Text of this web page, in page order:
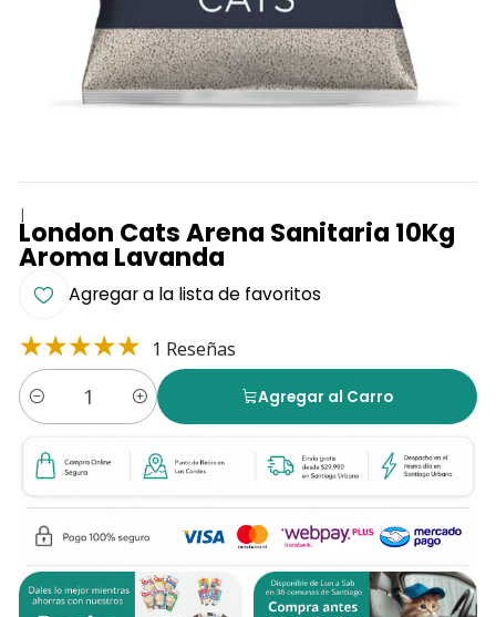
|
London Cats Arena Sanitaria 10Kg
Aroma Lavanda
Agregar a la lista de favoritos
1 Reseñas
Cantidad
Agregar al Carro